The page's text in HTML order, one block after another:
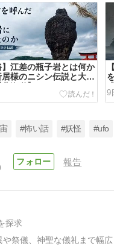
】江差の瓶子岩とは何か
様のニシン伝説と大注
北海道】
9
#怖い話 #妖怪 #ufo
報告
探求
祭儀、神聖な儀礼まで幅